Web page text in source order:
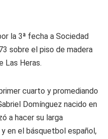
la 3ª fecha a Sociedad
sobre el piso de madera
Las Heras.
cuarto y promediando
Domínguez nacido en
a hacer su larga
en el básquetbol español,